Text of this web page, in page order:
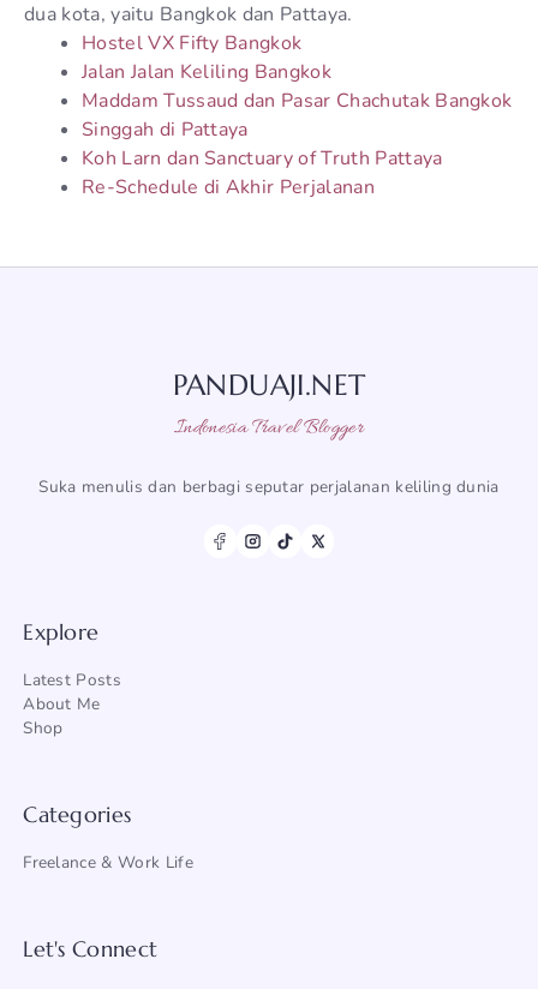
dua kota, yaitu Bangkok dan Pattaya.
Hostel VX Fifty Bangkok
Jalan Jalan Keliling Bangkok
Maddam Tussaud dan Pasar Chachutak Bangkok
Singgah di Pattaya
Koh Larn dan Sanctuary of Truth Pattaya
Re-Schedule di Akhir Perjalanan
PANDUAJI.NET
Indonesia Travel Blogger
Suka menulis dan berbagi seputar perjalanan keliling dunia
Explore
Latest Posts
About Me
Shop
Categories
Freelance & Work Life
Let's Connect